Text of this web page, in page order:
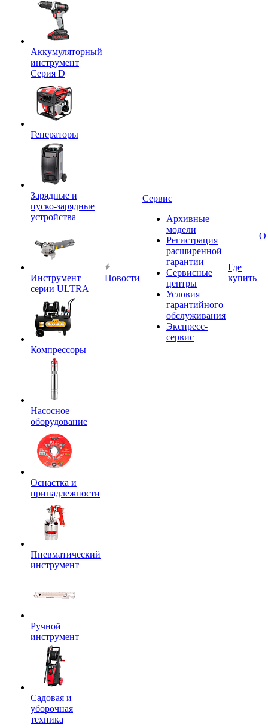
Аккумуляторный
инструмент
Серия D
Генераторы
Зарядные и
пуско-зарядные
устройства
Инструмент
серии ULTRA
Компрессоры
Насосное
оборудование
Оснастка и
принадлежности
Пневматический
инструмент
Ручной
инструмент
Садовая и
уборочная
техника
Новости
Сервис
Архивные
модели
Регистрация
расширенной
гарантии
Сервисные
центры
Условия
гарантийного
обслуживания
Экспресс-
сервис
Где
купить
О